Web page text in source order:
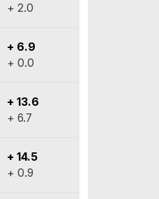
+ 2.0
+ 6.9
+ 0.0
+ 13.6
+ 6.7
+ 14.5
+ 0.9